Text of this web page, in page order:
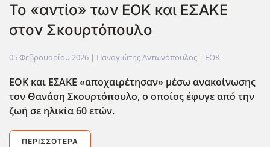
To «αντίο» των ΕΟΚ και ΕΣΑΚΕ
στον Σκουρτόπουλο
05 Φεβρουαρίου 2026 | Παναγιώτης Αντωνόπουλος | EOK
ΕΟΚ και ΕΣΑΚΕ «αποχαιρέτησαν» μέσω ανακοίνωσης
τον Θανάση Σκουρτόπουλο, ο οποίος έφυγε από την
ζωή σε ηλικία 60 ετών.
ΠΕΡΙΣΣΌΤΕΡΑ